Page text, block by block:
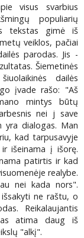
visus svarbius
populiarių
tekstas gimė iš
veiklos, pačiai
parodas. Jis -
Šiemetinės
dailės
įvade rašo: "Aš
mintys būtų
nei j save
yra dialogas. Man
kad tarpusavyje
išeinama į išorę.
patirtis ir kad
realybe.
nei kada nors".
ne raštu, o
Reikalaujantis
atima daug iš
"alkį".